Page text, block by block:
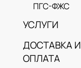
ПГС-ФЖС
УСЛУГИ
ДОСТАВКА И
ОПЛАТА